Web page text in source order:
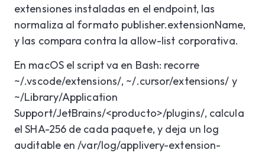
extensiones instaladas en el endpoint, las
normaliza al formato publisher.extensionName,
y las compara contra la allow-list corporativa.
En macOS el script va en Bash: recorre
~/.vscode/extensions/, ~/.cursor/extensions/ y
~/Library/Application
Support/JetBrains/<producto>/plugins/, calcula
el SHA-256 de cada paquete, y deja un log
auditable en /var/log/applivery-extension-